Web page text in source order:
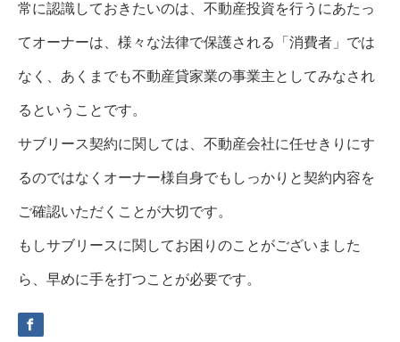
常に認識しておきたいのは、不動産投資を行うにあたっ
てオーナーは、様々な法律で保護される「消費者」では
なく、あくまでも不動産貸家業の事業主としてみなされ
るということです。
サブリース契約に関しては、不動産会社に任せきりにす
るのではなくオーナー様自身でもしっかりと契約内容を
ご確認いただくことが大切です。
もしサブリースに関してお困りのことがございました
ら、早めに手を打つことが必要です。